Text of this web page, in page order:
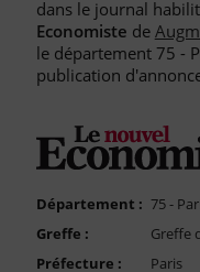
Liste des Greffes
Liste des CCI
FAQ
Nous Contacter
Compte PRO
dans le journal
Economiste de
le département 75 -
publication
Département : 75 -
Greffe :
Greffe
Préfecture :
Paris